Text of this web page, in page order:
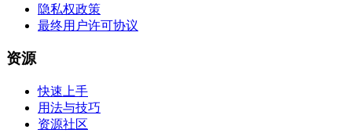
隐私权政策
最终用户许可协议
资源
快速上手
用法与技巧
资源社区